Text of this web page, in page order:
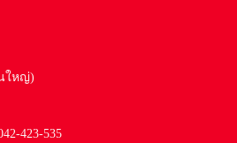
ใหญ่)
423-535